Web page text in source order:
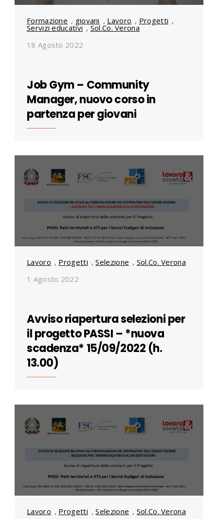
Formazione , giovani , Lavoro , Progetti ,
Servizi educativi ,Sol.Co. Verona
18 Agosto 2022
Job Gym – Community
Manager, nuovo corso in
partenza per giovani
Lavoro , Progetti ,Selezione , Sol.Co. Verona
1 Agosto 2022
Avviso riapertura selezioni per
il progetto PASSI – *nuova
scadenza* 15/09/2022 (h.
13.00)
Lavoro , Progetti ,Selezione , Sol.Co. Verona